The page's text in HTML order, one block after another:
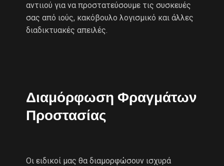
αντιιού για να προστατεύσουμε τις συσκευές
σας από ιούς, κακόβουλο λογισμικό και άλλες
διαδικτυακές απειλές.
Διαμόρφωση Φραγμάτων
Προστασίας
Οι ειδικοί μας θα διαμορφώσουν ισχυρά